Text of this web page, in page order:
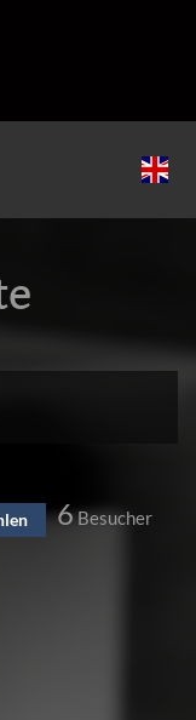
6Besucher